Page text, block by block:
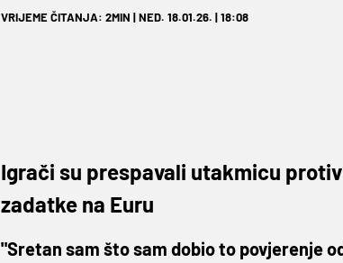
VRIJEME ČITANJA: 2MIN | NED. 18.01.26. | 18:08
Igrači su prespavali utakmicu
zadatke na Euru
"Sretan sam što sam dobio to povjerenje